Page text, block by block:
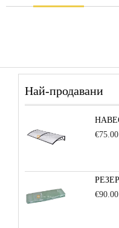
Най-продавани
€75.00
€90.00